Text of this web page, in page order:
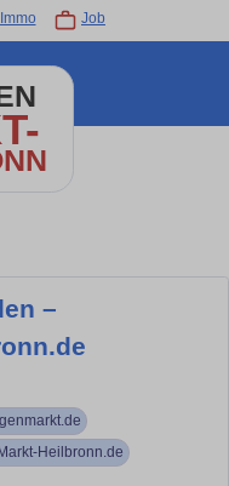
Immo Job
–
Heilbronn.de